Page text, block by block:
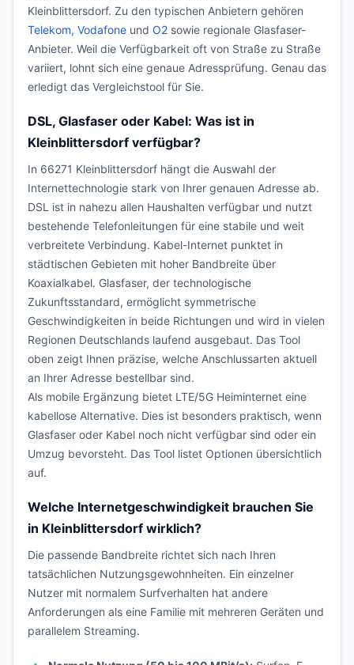
Kleinblittersdorf. Zu den typischen Anbietern gehören
Telekom, Vodafone und O2 sowie regionale Glasfaser-
Anbieter. Weil die Verfügbarkeit oft von Straße zu Straße
variiert, lohnt sich eine genaue Adressprüfung. Genau das
erledigt das Vergleichstool für Sie.
DSL, Glasfaser oder Kabel: Was ist in
Kleinblittersdorf verfügbar?
In 66271 Kleinblittersdorf hängt die Auswahl der
Internettechnologie stark von Ihrer genauen Adresse ab.
DSL ist in nahezu allen Haushalten verfügbar und nutzt
bestehende Telefonleitungen für eine stabile und weit
verbreitete Verbindung. Kabel-Internet punktet in
städtischen Gebieten mit hoher Bandbreite über
Koaxialkabel. Glasfaser, der technologische
Zukunftsstandard, ermöglicht symmetrische
Geschwindigkeiten in beide Richtungen und wird in vielen
Regionen Deutschlands laufend ausgebaut. Das Tool
oben zeigt Ihnen präzise, welche Anschlussarten aktuell
an Ihrer Adresse bestellbar sind.
Als mobile Ergänzung bietet LTE/5G Heiminternet eine
kabellose Alternative. Dies ist besonders praktisch, wenn
Glasfaser oder Kabel noch nicht verfügbar sind oder ein
Umzug bevorsteht. Das Tool listet Optionen übersichtlich
auf.
Welche Internetgeschwindigkeit brauchen Sie
in Kleinblittersdorf wirklich?
Die passende Bandbreite richtet sich nach Ihren
tatsächlichen Nutzungsgewohnheiten. Ein einzelner
Nutzer mit normalem Surfverhalten hat andere
Anforderungen als eine Familie mit mehreren Geräten und
parallelem Streaming.